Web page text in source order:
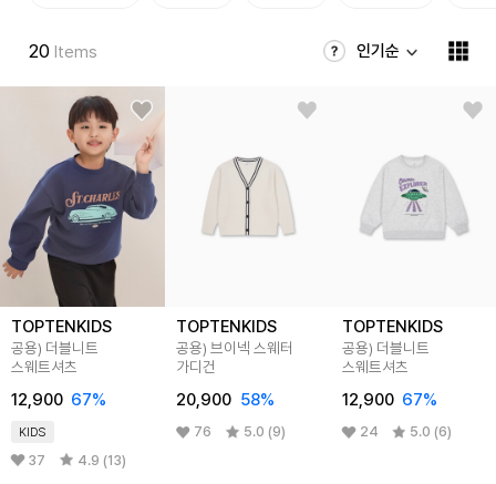
20 Items 인기순
TOPTENKIDS
공용) 더블니트
스웨트셔츠
12,900 67%
KIDS
37 4.9 (13)
TOPTENKIDS
공용) 브이넥 스웨터
가디건
20,900 58%
76 5.0 (9)
TOPTENKIDS
공용) 더블니트
스웨트셔츠
12,900 67%
24 5.0 (6)